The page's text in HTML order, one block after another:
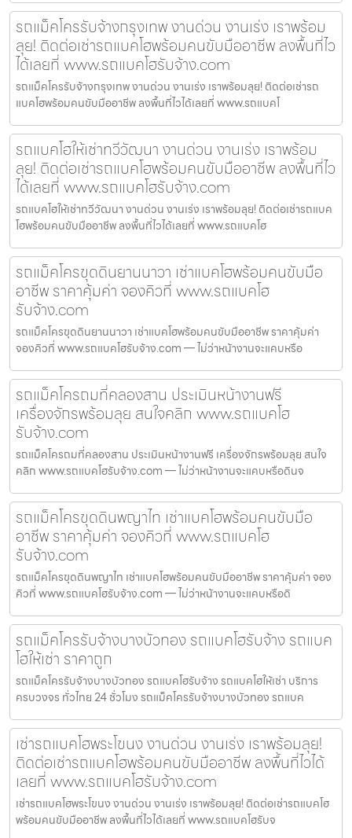
รถแม็คโครรับจ้างกรุงเทพ งานด่วน งานเร่ง เราพร้อม
ลุย! ติดต่อเช่ารถแบคโฮพร้อมคนขับมืออาชีพ ลงพื้นที่ไว
ได้เลยที่ www.รถแบคโฮรับจ้าง.com
รถแม็คโครรับจ้างกรุงเทพ งานด่วน งานเร่ง เราพร้อมลุย! ติดต่อเช่ารถ
แบคโฮพร้อมคนขับมืออาชีพ ลงพื้นที่ไวได้เลยที่ www.รถแบคโ
รถแบคโฮให้เช่าทวีวัฒนา งานด่วน งานเร่ง เราพร้อม
ลุย! ติดต่อเช่ารถแบคโฮพร้อมคนขับมืออาชีพ ลงพื้นที่ไว
ได้เลยที่ www.รถแบคโฮรับจ้าง.com
รถแบคโฮให้เช่าทวีวัฒนา งานด่วน งานเร่ง เราพร้อมลุย! ติดต่อเช่ารถแบค
โฮพร้อมคนขับมืออาชีพ ลงพื้นที่ไวได้เลยที่ www.รถแบคโฮ
รถแม็คโครขุดดินยานนาวา เช่าแบคโฮพร้อมคนขับมือ
อาชีพ ราคาคุ้มค่า จองคิวที่ www.รถแบคโฮ
รับจ้าง.com
รถแม็คโครขุดดินยานนาวา เช่าแบคโฮพร้อมคนขับมืออาชีพ ราคาคุ้มค่า
จองคิวที่ www.รถแบคโฮรับจ้าง.com — ไม่ว่าหน้างานจะแคบหรือ
รถแม็คโครถมที่คลองสาน ประเมินหน้างานฟรี
เครื่องจักรพร้อมลุย สนใจคลิก www.รถแบคโฮ
รับจ้าง.com
รถแม็คโครถมที่คลองสาน ประเมินหน้างานฟรี เครื่องจักรพร้อมลุย สนใจ
คลิก www.รถแบคโฮรับจ้าง.com — ไม่ว่าหน้างานจะแคบหรือดินจ
รถแม็คโครขุดดินพญาไท เช่าแบคโฮพร้อมคนขับมือ
อาชีพ ราคาคุ้มค่า จองคิวที่ www.รถแบคโฮ
รับจ้าง.com
รถแม็คโครขุดดินพญาไท เช่าแบคโฮพร้อมคนขับมืออาชีพ ราคาคุ้มค่า จอง
คิวที่ www.รถแบคโฮรับจ้าง.com — ไม่ว่าหน้างานจะแคบหรือดิ
รถแม็คโครรับจ้างบางบัวทอง รถแบคโฮรับจ้าง รถแบค
โฮให้เช่า ราคาถูก
รถแม็คโครรับจ้างบางบัวทอง รถแบคโฮรับจ้าง รถแบคโฮให้เช่า บริการ
ครบวงจร ทั่วไทย 24 ชั่วโมง รถแม็คโครรับจ้างบางบัวทอง รถแบค
เช่ารถแบคโฮพระโขนง งานด่วน งานเร่ง เราพร้อมลุย!
ติดต่อเช่ารถแบคโฮพร้อมคนขับมืออาชีพ ลงพื้นที่ไวได้
เลยที่ www.รถแบคโฮรับจ้าง.com
เช่ารถแบคโฮพระโขนง งานด่วน งานเร่ง เราพร้อมลุย! ติดต่อเช่ารถแบคโฮ
พร้อมคนขับมืออาชีพ ลงพื้นที่ไวได้เลยที่ www.รถแบคโฮรับจ